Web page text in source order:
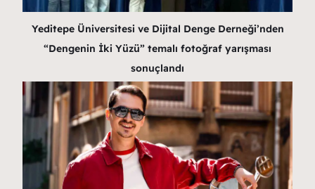
Yeditepe Üniversitesi ve Dijital Denge Derneği’nden
“Dengenin İki Yüzü” temalı fotoğraf yarışması
sonuçlandı